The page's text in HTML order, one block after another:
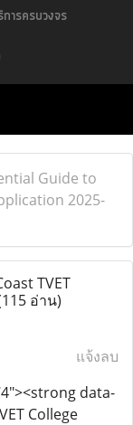
ารครบวงจร
Guide to
2025-
TVET
อ่าน)
แจ้งลบ
data-
College